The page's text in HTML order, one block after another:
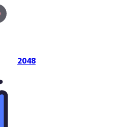
2048